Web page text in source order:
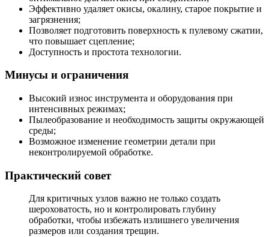
Эффективно удаляет окисы, окалину, старое покрытие и
загрязнения;
Позволяет подготовить поверхность к пулевому сжатии,
что повышает сцепление;
Доступность и простота технологии.
Минусы и ограничения
Высокий износ инструмента и оборудования при
интенсивных режимах;
Пылеобразование и необходимость защиты окружающей
среды;
Возможное изменение геометрии детали при
неконтролируемой обработке.
Практический совет
Для критичных узлов важно не только создать
шероховатость, но и контролировать глубину
обработки, чтобы избежать излишнего увеличения
размеров или создания трещин.